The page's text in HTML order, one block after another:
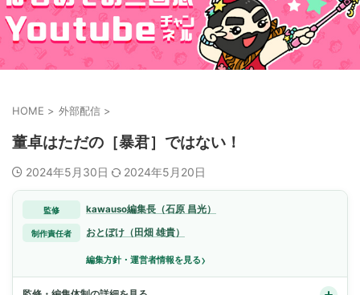
HOME > 外部配信 >
董卓はただの［暴君］ではない！
2024年5月30日 2024年5月20日
監修 kawauso編集長（石原 昌光）
制作責任者 おとぼけ（田畑 雄貴）
編集方針・運営者情報を見る›